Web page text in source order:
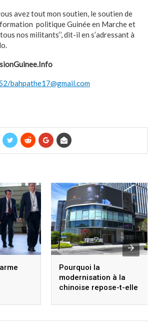
avez tout mon soutien, le soutien de
formation politique Guinée en Marche et
nos militants‘’, dit-il en s’adressant à
bahpathe17@gmail.com
Pourquoi la
modernisation à la
chinoise repose-t-elle
scientifique et